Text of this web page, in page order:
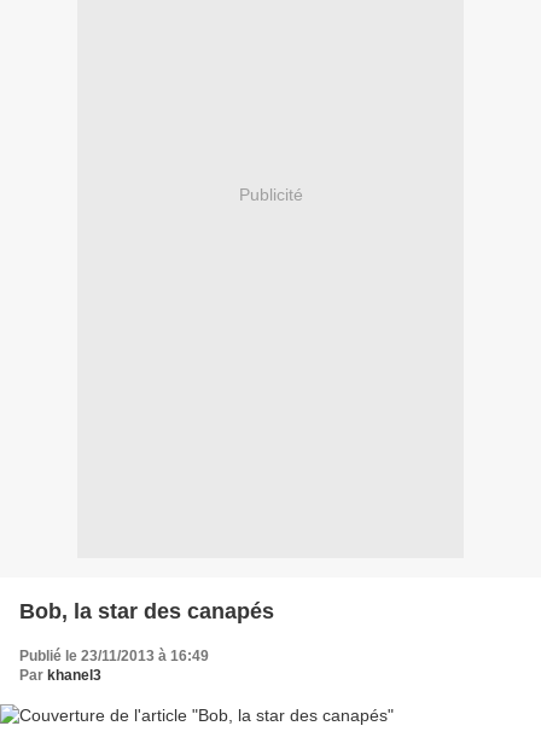
Publicité
Bob, la star des canapés
Publié le 23/11/2013 à 16:49
Par khanel3